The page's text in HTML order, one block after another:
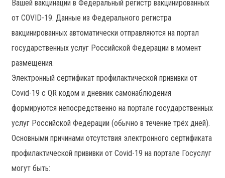
Вашей вакцинации в Федеральный регистр вакцинированных
от COVID-19. Данные из Федерального регистра
вакцинированных автоматически отправляются на портал
государственных услуг Российской Федерации в момент
размещения.
Электронный сертификат профилактической прививки от
Covid-19 с QR кодом и дневник самонаблюдения
формируются непосредственно на портале государственных
услуг Российской Федерации (обычно в течение трёх дней).
Основными причинами отсутствия электронного сертификата
профилактической прививки от Covid-19 на портале Госуслуг
могут быть: